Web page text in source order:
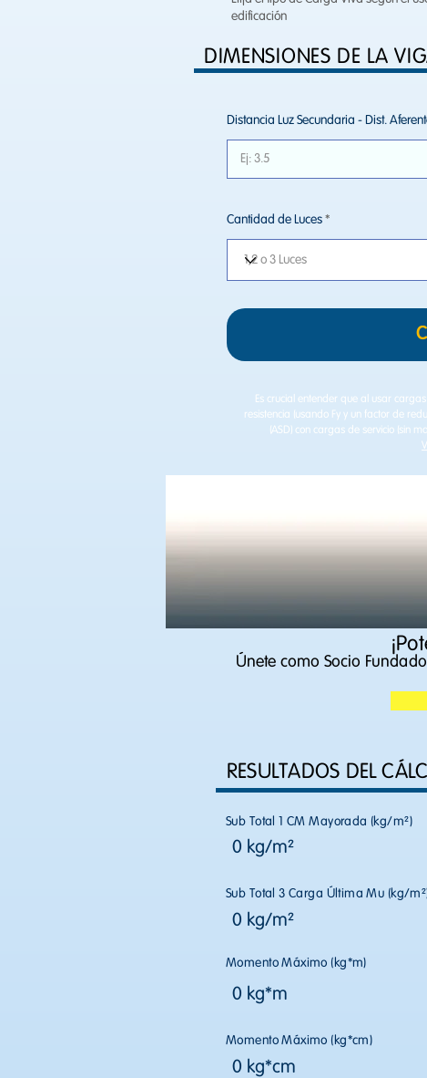
edificación
DIMENSIONES DE LA
Distancia Luz Secundaria - Dist.
Cantidad de Luces
Es crucial entender que al usar
resistencia (usando Fy​ y un factor de
(ASD) con cargas de servicio (sin
Únete como Socio
RESULTADOS DEL
Sub Total 1 CM Mayorada (kg/m²)
0 kg/m²
Sub Total 3 Carga Última Mu (kg/
0 kg/m²
Momento Máximo (kg*m)
0 kg*m
Momento Máximo (kg*cm)
0 kg*cm